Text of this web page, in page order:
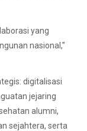
yang
nasional,”
digitalisasi
jejaring
alumni,
sejahtera, serta